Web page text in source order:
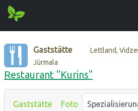
Gaststätte
Lettland,
Jūrmala
Restaurant "Kurins"
Gaststätte Foto